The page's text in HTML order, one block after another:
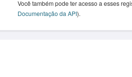
Você também pode ter acesso a esses
Documentação da API).